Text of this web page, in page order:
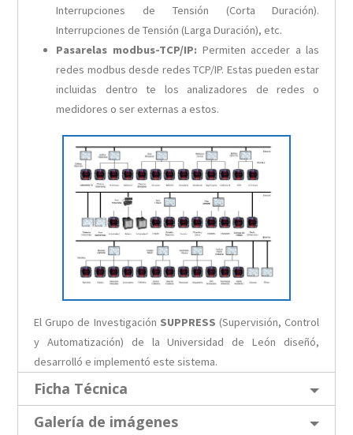
Interrupciones de Tensión (Corta Duración).
Interrupciones de Tensión (Larga Duración), etc.
Pasarelas modbus-TCP/IP: Permiten acceder a las
redes modbus desde redes TCP/IP. Estas pueden estar
incluidas dentro te los analizadores de redes o
medidores o ser externas a estos.
El Grupo de Investigación SUPPRESS (Supervisión, Control
y Automatización) de la Universidad de León diseñó,
desarrolló e implementó este sistema.
Ficha Técnica
Galería de imágenes